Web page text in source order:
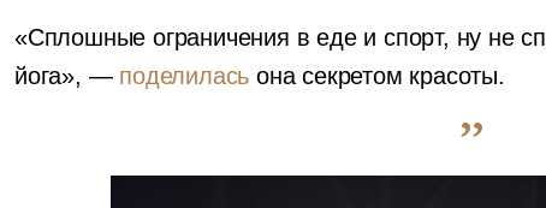
«Сплошные ограничения в еде и спорт, ну не
йога», — поделилась она секретом красоты.